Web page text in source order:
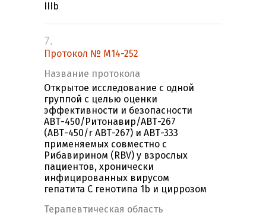
IIIb
7.
Протокол № М14-252
Название протокола
Открытое исследование с одной
группой с целью оценки
эффективности и безопасности
АВТ-450/Ритонавир/АВТ-267
(АВТ-450/r АВТ-267) и АВТ-333
применяемых совместно с
Рибавирином (RBV) у взрослых
пациентов, хронически
инфицированных вирусом
гепатита С генотипа 1b и циррозом
Терапевтическая область